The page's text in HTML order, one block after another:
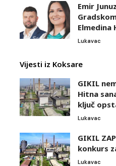
Emir
Elmedina
Lukavac
Vijesti iz Koksare
GIKIL
Hitna
ključ
Lukavac
GIKIL
konkurs
Lukavac